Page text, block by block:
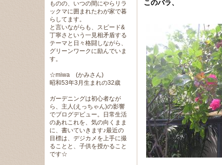
このバラ、
ものの、いつの間にやらリラ
ックマに囲まれたわが家で暮
らしてます。
と言いながらも、スピード&
丁寧さという一見相矛盾する
テーマと日々格闘しながら、
グリーンワークに励んでいま
す。
☆miwa (かみさん)
昭和53年3月生まれの32歳
ガーデニングは初心者なが
ら、主人(えっちゃん)の影響
でブログデビュー。日常生活
のあれこれを、気の向くまま
に、書いていきます♪最近の
目標は、デジカメを上手に撮
ることと、子供を授かること
です☆